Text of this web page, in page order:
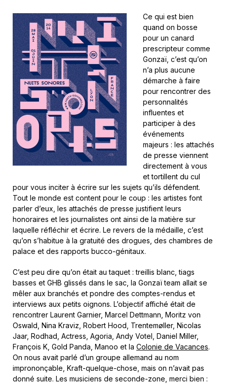
Ce qui est bien
quand on bosse
pour un canard
prescripteur comme
Gonzaï, c’est qu’on
n’a plus aucune
démarche à faire
pour rencontrer des
personnalités
influentes et
participer à des
événements
majeurs : les attachés
de presse viennent
directement à vous
et tortillent du cul
pour vous inciter à écrire sur les sujets qu’ils défendent.
Tout le monde est content pour le coup : les artistes font
parler d’eux, les attachés de presse justifient leurs
honoraires et les journalistes ont ainsi de la matière sur
laquelle réfléchir et écrire. Le revers de la médaille, c’est
qu’on s’habitue à la gratuité des drogues, des chambres de
palace et des rapports bucco-génitaux.
C’est peu dire qu’on était au taquet : treillis blanc, tiags
basses et GHB glissés dans le sac, la Gonzaï team allait se
mêler aux branchés et pondre des comptes-rendus et
interviews aux petits oignons. L’objectif affiché était de
rencontrer Laurent Garnier, Marcel Dettmann, Moritz von
Oswald, Nina Kraviz, Robert Hood, Trentemøller, Nicolas
Jaar, Rodhad, Actress, Agoria, Andy Votel, Daniel Miller,
François K, Gold Panda, Manoo et la Colonie de Vacances.
On nous avait parlé d’un groupe allemand au nom
imprononçable, Kraft-quelque-chose, mais on n’avait pas
donné suite. Les musiciens de seconde-zone, merci bien :